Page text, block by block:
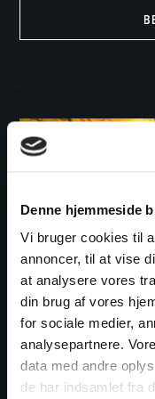
Denne hjemmeside
Vi bruger cookies til
annoncer, til at vise
at analysere vores
din brug af vores
for sociale medier,
analysepartnere.
data med andre
de har indsamlet fra
ERLEBEN SIE DEN